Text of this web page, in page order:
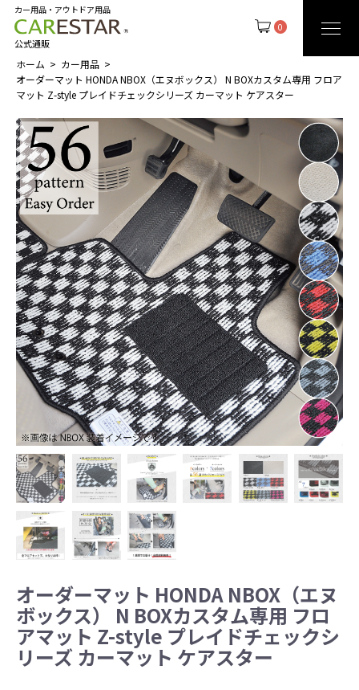
0
カー用品・アウトドア用品
公式通販
ホーム
カー用品
オーダーマット HONDA NBOX（エヌボックス） N BOXカスタム専用 フロア
マット Z-style プレイドチェックシリーズ カーマット ケアスター
オーダーマット HONDA NBOX（エヌ
ボックス） N BOXカスタム専用 フロ
アマット Z-style プレイドチェックシ
リーズ カーマット ケアスター